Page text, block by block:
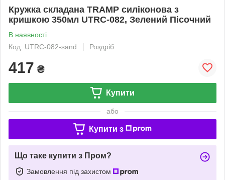
Кружка складана TRAMP силіконова з
кришкою 350мл UTRC-082, Зелений Пісочний
В наявності
Код: UTRC-082-sand
Роздріб
417 ₴
Купити
або
Купити з
Що таке купити з Пром?
Замовлення під захистом